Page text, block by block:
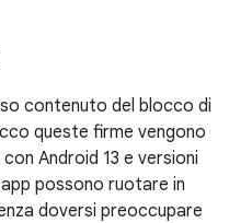
contenuto del blocco di
queste firme vengono
Android 13 e versioni
possono ruotare in
doversi preoccupare